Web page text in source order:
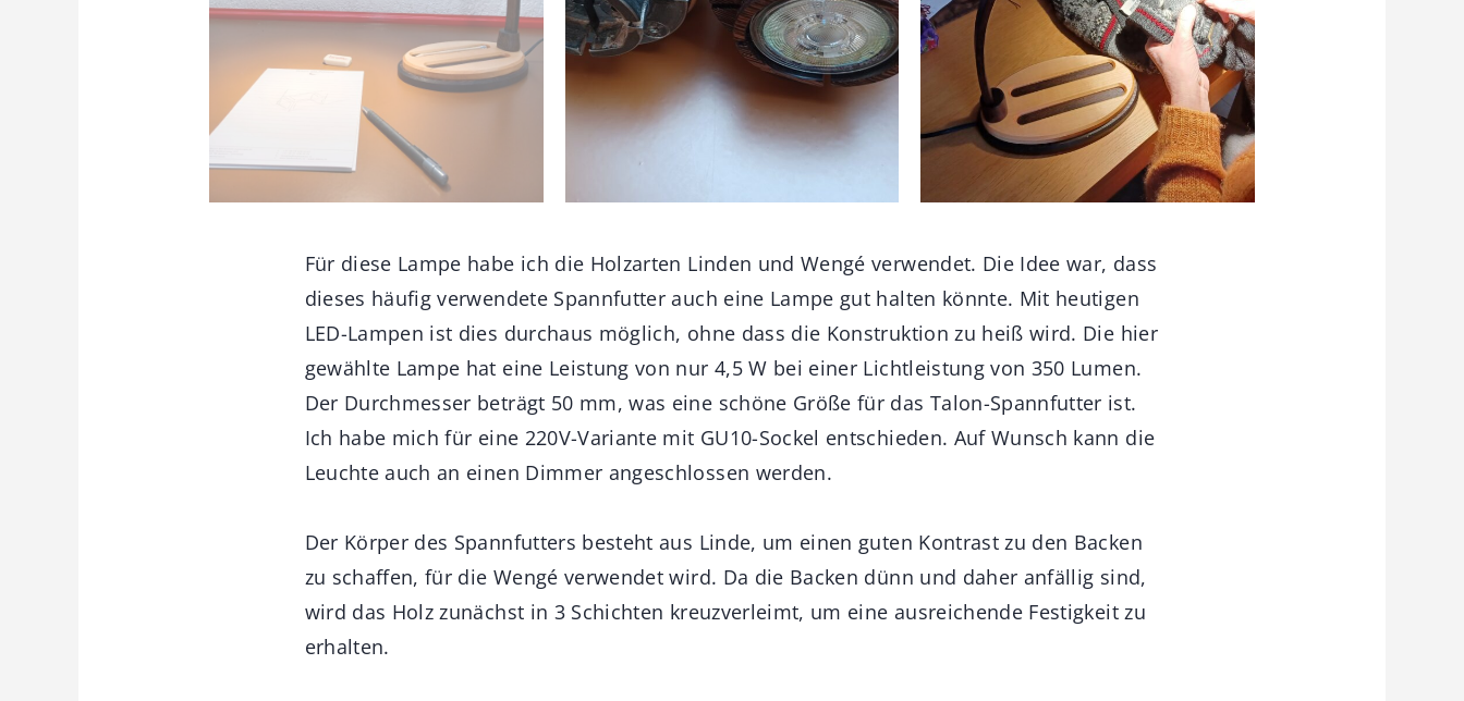
Für diese Lampe habe ich die Holzarten Linden und Wengé verwendet. Die Idee war, dass
dieses häufig verwendete Spannfutter auch eine Lampe gut halten könnte. Mit heutigen
LED-Lampen ist dies durchaus möglich, ohne dass die Konstruktion zu heiß wird. Die hier
gewählte Lampe hat eine Leistung von nur 4,5 W bei einer Lichtleistung von 350 Lumen.
Der Durchmesser beträgt 50 mm, was eine schöne Größe für das Talon-Spannfutter ist.
Ich habe mich für eine 220V-Variante mit GU10-Sockel entschieden. Auf Wunsch kann die
Leuchte auch an einen Dimmer angeschlossen werden.
Der Körper des Spannfutters besteht aus Linde, um einen guten Kontrast zu den Backen
zu schaffen, für die Wengé verwendet wird. Da die Backen dünn und daher anfällig sind,
wird das Holz zunächst in 3 Schichten kreuzverleimt, um eine ausreichende Festigkeit zu
erhalten.